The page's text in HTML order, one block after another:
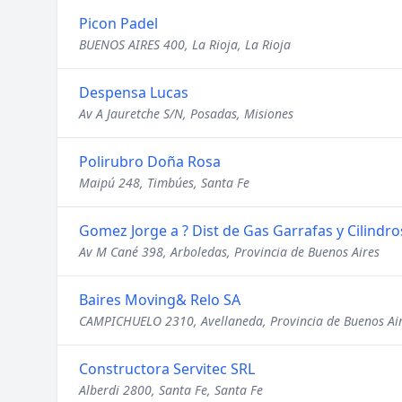
Picon Padel
BUENOS AIRES 400, La Rioja, La Rioja
Despensa Lucas
Av A Jauretche S/N, Posadas, Misiones
Polirubro Doña Rosa
Maipú 248, Timbúes, Santa Fe
Gomez Jorge a ? Dist de Gas Garrafas y
Av M Cané 398, Arboledas, Provincia de Buenos Aires
Baires Moving& Relo SA
CAMPICHUELO 2310, Avellaneda, Provincia de Buenos
Constructora Servitec SRL
Alberdi 2800, Santa Fe, Santa Fe